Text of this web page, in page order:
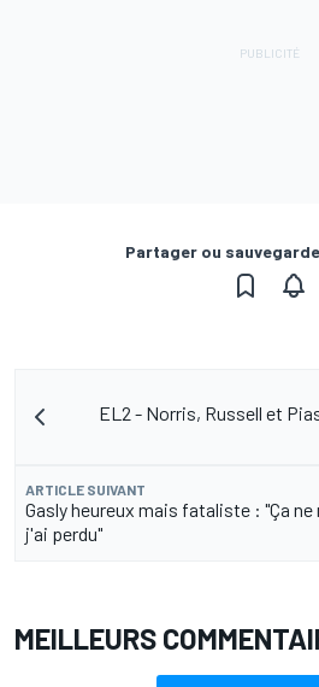
Partager ou
EL2 - Norris, Russell et
ARTICLE SUIVANT
Gasly heureux mais fataliste : "Ça ne
j'ai perdu"
MEILLEURS